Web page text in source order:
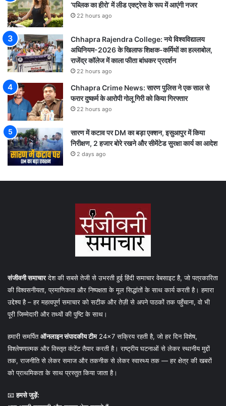
‘पब्लिक का हीरो’ में लीड एक्ट्रेस के रूप में आएंगी नजर
22 hours ago
Chhapra Rajendra College: नये विश्वविद्यालय
अधिनियम-2026 के खिलाफ शिक्षक-कर्मियों का हल्लाबोल,
राजेंद्र कॉलेज में काला फीता बांधकर प्रदर्शन
22 hours ago
Chhapra Crime News: सारण पुलिस ने एक साल से
फरार दुष्कर्म के आरोपी गोलू गिरी को किया गिरफ्तार
22 hours ago
सारण में कटाव पर DM का बड़ा एक्शन, इसुआपुर में किया
निरीक्षण, 2 हजार बोरे रखने और सीमेंटेड सुरक्षा कार्य का आदेश
2 days ago
संजीवनी समाचारदेश की सबसे तेजी से उभरती हुई हिंदी समाचार वेबसाइट है, जो पत्रकारिता
की विश्वसनीयता, प्रमाणिकता और निष्पक्षता के मूल सिद्धांतों के साथ कार्य करती है। हमारा
उद्देश्य है – हर महत्वपूर्ण समाचार को सटीक और तेज़ी से अपने पाठकों तक पहुँचाना, वो भी
पूरी जिम्मेदारी और तथ्यों की पुष्टि के साथ।
हमारी समर्पितऑनलाइन संपादकीय टीम24×7 सक्रिय रहती है, जो हर दिन विशेष,
विश्लेषणात्मक और विस्तृत कंटेंट तैयार करती है। राष्ट्रीय घटनाओं से लेकर स्थानीय मुद्दों
तक, राजनीति से लेकर समाज और तकनीक से लेकर स्वास्थ्य तक — हर क्षेत्र की खबरों
को प्राथमिकता के साथ प्रस्तुत किया जाता है।
📧हमसे जुड़ें: